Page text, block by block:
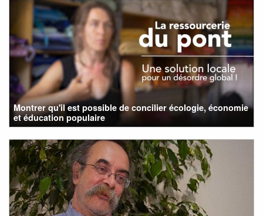
Montrer qu'il est possible de concilier écologie, économie
et éducation populaire